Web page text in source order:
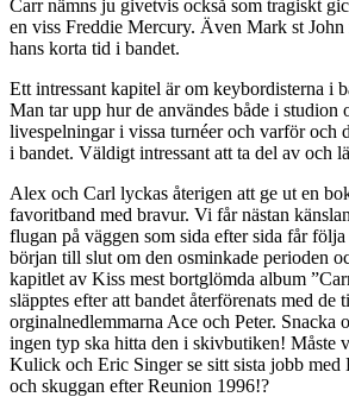
Carr nämns ju givetvis också som tragiskt
en viss Freddie Mercury. Även Mark st John
hans korta tid i bandet.
Ett intressant kapitel är om keybordisterna i
Man tar upp hur de användes både i studion
livespelningar i vissa turnéer och varför och
i bandet. Väldigt intressant att ta del av och
Alex och Carl lyckas återigen att ge ut en
favoritband med bravur. Vi får nästan
flugan på väggen som sida efter sida får följa
början till slut om den osminkade perioden
kapitlet av Kiss mest bortglömda album
släpptes efter att bandet återförenats med de
orginalnedlemmarna Ace och Peter. Snacka
ingen typ ska hitta den i skivbutiken! Måste
Kulick och Eric Singer se sitt sista jobb med
och skuggan efter Reunion 1996!?